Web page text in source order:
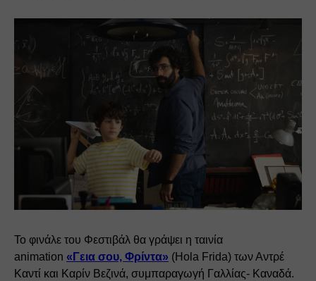
Το φινάλε του Φεστιβάλ θα γράψει η ταινία
animation «Γεια σου, Φρίντα» (Hola Frida) των Αντρέ
Καντί και Καρίν Βεζινά, συμπαραγωγή Γαλλίας- Καναδά.